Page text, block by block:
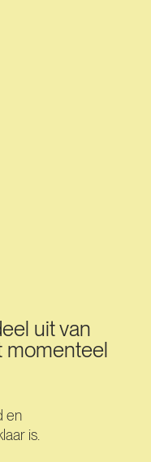
uit van
momenteel
en
is.